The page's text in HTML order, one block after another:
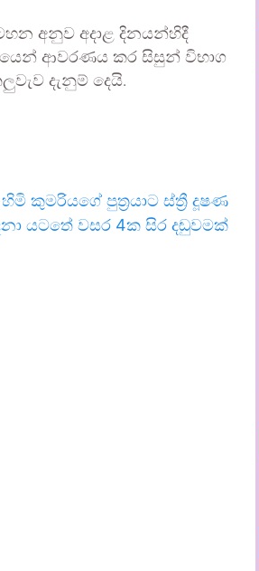
අනුව අදාළ දිනයන්හිදී
ආවරණය කර සිසුන් විභාග
දැනුම් දෙයි.
කුමරියගේ පුත්‍රයාට ස්ත්‍රී දූෂණ
යටතේ වසර 4ක සිර දඬුවමක්